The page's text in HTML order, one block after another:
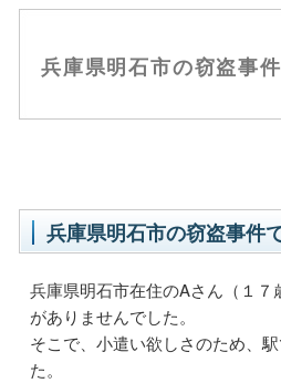
兵庫県明石市の窃盗事
兵庫県明石市の窃盗事
兵庫県明石市在住のAさん（１
がありませんでした。
そこで、小遣い欲しさのため、
た。